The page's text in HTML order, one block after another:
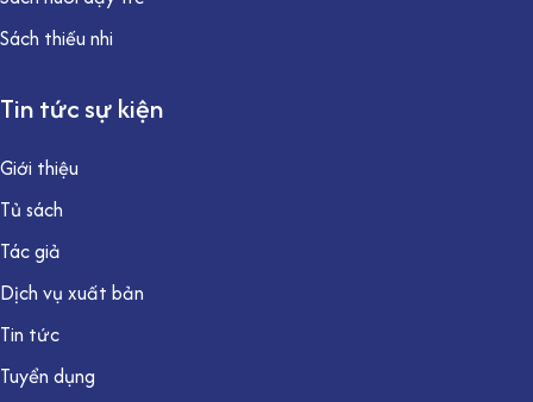
Sách thiếu nhi
Tin tức sự kiện
Giới thiệu
Tủ sách
Tác giả
Dịch vụ xuất bản
Tin tức
Tuyển dụng